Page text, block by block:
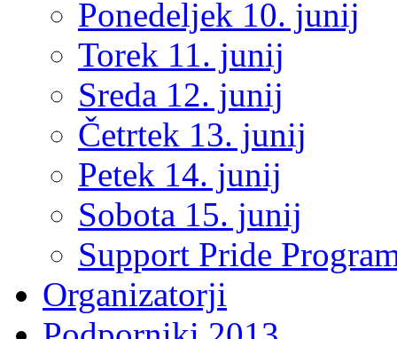
Ponedeljek 10. junij
Torek 11. junij
Sreda 12. junij
Četrtek 13. junij
Petek 14. junij
Sobota 15. junij
Support Pride
Organizatorji